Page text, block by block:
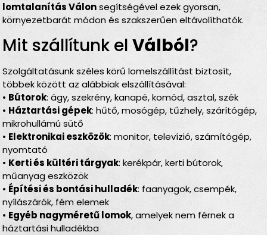
lomtalanítás Válonsegítségével ezek gyorsan,
környezetbarát módon és szakszerűen eltávolíthatók.
Mit szállítunk elVálból?
Szolgáltatásunk széles körű lomelszállítást biztosít,
többek között az alábbiak elszállításával:
• Bútorok: ágy, szekrény, kanapé, komód, asztal, szék
• Háztartási gépek: hűtő, mosógép, tűzhely, szárítógép,
mikrohullámú sütő
• Elektronikai eszközök: monitor, televízió, számítógép,
nyomtató
• Kerti és kültéri tárgyak: kerékpár, kerti bútorok,
műanyag eszközök
• Építési és bontási hulladék: faanyagok, csempék,
nyílászárók, fém elemek
• Egyéb nagyméretű lomok, amelyek nem férnek a
háztartási hulladékba